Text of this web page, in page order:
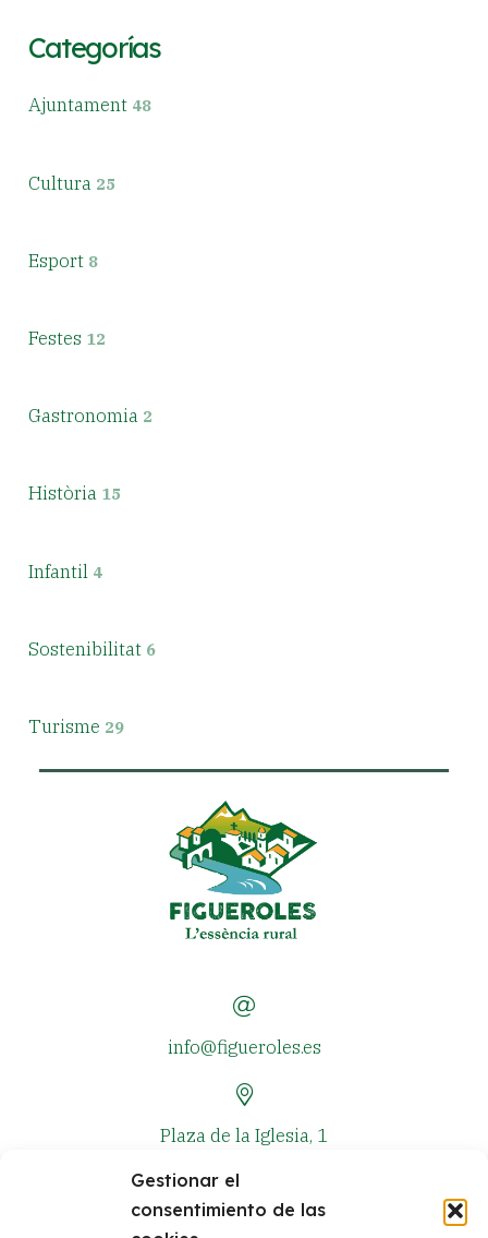
Gestionar el
consentimiento de las
Categorías
Ajuntament 48
Cultura 25
Esport 8
Festes 12
Gastronomia 2
Història 15
Infantil 4
Sostenibilitat 6
Turisme 29
info@figueroles.es
Plaza de la Iglesia, 1
+34 964 381 573